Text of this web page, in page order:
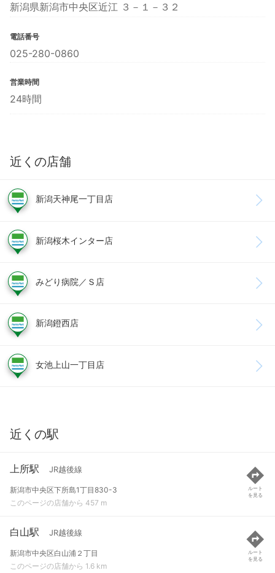
新潟県新潟市中央区近江 ３－１－３２
電話番号
025-280-0860
営業時間
24時間
近くの店舗
新潟天神尾一丁目店
新潟桜木インター店
みどり病院／Ｓ店
新潟鐙西店
女池上山一丁目店
近くの駅
上所駅 JR越後線
新潟市中央区下所島1丁目830-3
このページの店舗から 457 m
ルート
を見る
白山駅 JR越後線
新潟市中央区白山浦２丁目
このページの店舗から 1.6 km
ルート
を見る